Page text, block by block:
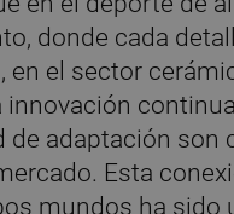
donde cada
en el sector
innovación
de adaptación son
Esta
mundos ha sido